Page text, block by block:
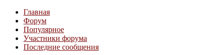
Главная
Форум
Популярное
Участники форума
Последние сообщения